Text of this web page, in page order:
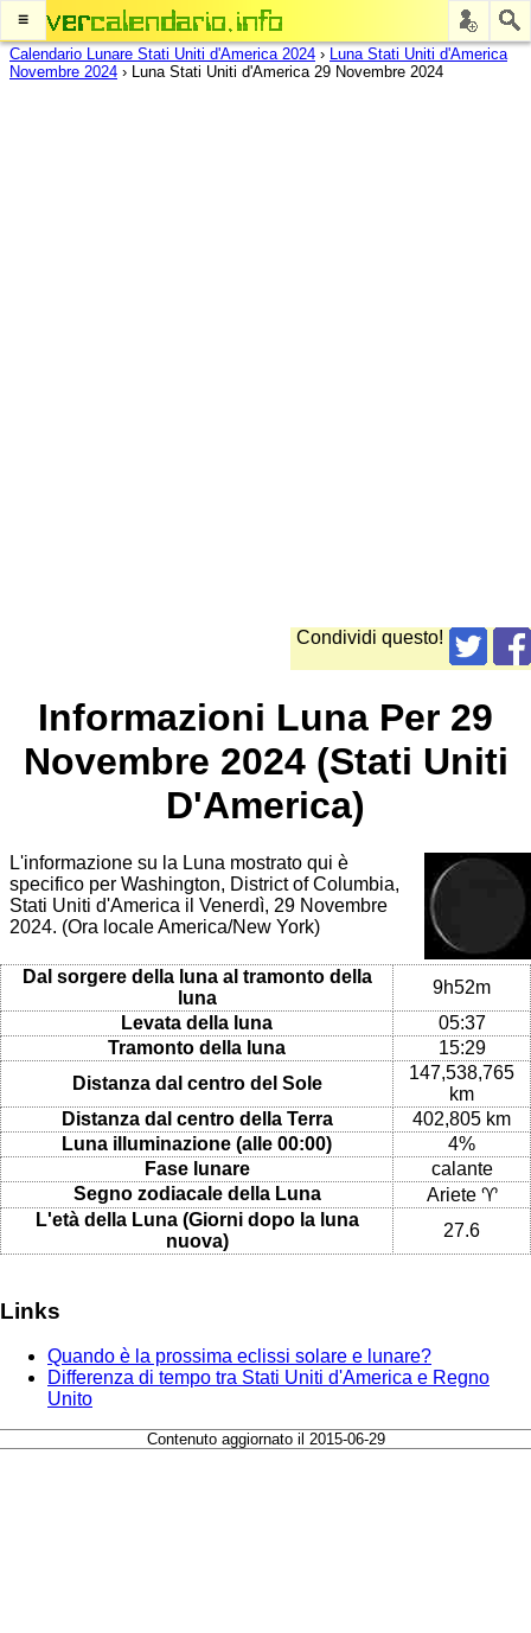
≡
Calendario Lunare Stati Uniti d'America 2024 › Luna Stati Uniti d'America
Novembre 2024 › Luna Stati Uniti d'America 29 Novembre 2024
Condividi questo!
Informazioni Luna Per 29
Novembre 2024 (Stati Uniti
D'America)
L'informazione su la Luna mostrato qui è
specifico per Washington, District of Columbia,
Stati Uniti d'America il Venerdì, 29 Novembre
2024. (Ora locale America/New York)
Dal sorgere della luna al tramonto della
luna
9h52m
Levata della luna
05:37
Tramonto della luna
15:29
Distanza dal centro del Sole
147,538,765
km
Distanza dal centro della Terra
402,805 km
Luna illuminazione (alle 00:00)
4%
Fase lunare
calante
Segno zodiacale della Luna
Ariete ♈
L'età della Luna (Giorni dopo la luna
nuova)
27.6
Links
Quando è la prossima eclissi solare e lunare?
Differenza di tempo tra Stati Uniti d'America e Regno
Unito
Contenuto aggiornato il 2015-06-29